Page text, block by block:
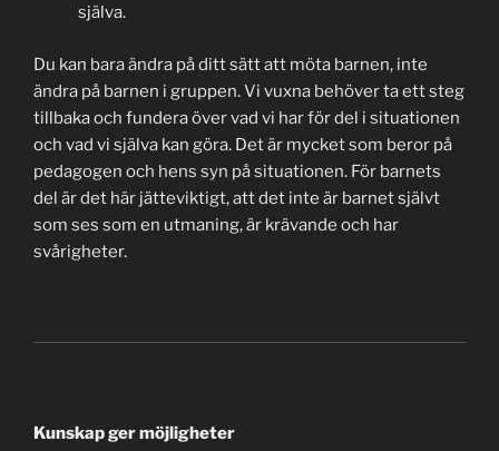
själva.
Du kan bara ändra på ditt sätt att möta barnen, inte
ändra på barnen i gruppen. Vi vuxna behöver ta ett steg
tillbaka och fundera över vad vi har för del i situationen
och vad vi själva kan göra. Det är mycket som beror på
pedagogen och hens syn på situationen. För barnets
del är det här jätteviktigt, att det inte är barnet självt
som ses som en utmaning, är krävande och har
svårigheter.
Kunskap ger möjligheter